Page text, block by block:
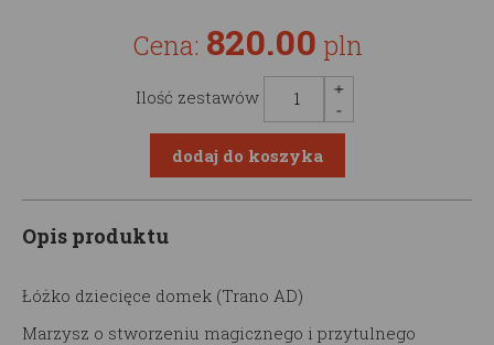
Cena: 820.00 pln
Ilość zestawów
Opis produktu
Łóżko dziecięce domek (Trano AD)
Marzysz o stworzeniu magicznego i przytulnego